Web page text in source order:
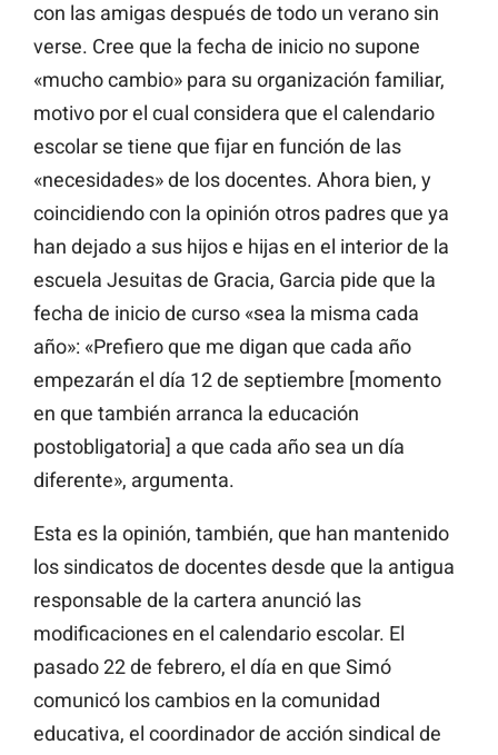
con las amigas después de todo un verano sin
verse. Cree que la fecha de inicio no supone
«mucho cambio» para su organización familiar,
motivo por el cual considera que el calendario
escolar se tiene que fijar en función de las
«necesidades» de los docentes. Ahora bien, y
coincidiendo con la opinión otros padres que ya
han dejado a sus hijos e hijas en el interior de la
escuela Jesuitas de Gracia, Garcia pide que la
fecha de inicio de curso «sea la misma cada
año»: «Prefiero que me digan que cada año
empezarán el día 12 de septiembre [momento
en que también arranca la educación
postobligatoria] a que cada año sea un día
diferente», argumenta.
Esta es la opinión, también, que han mantenido
los sindicatos de docentes desde que la antigua
responsable de la cartera anunció las
modificaciones en el calendario escolar. El
pasado 22 de febrero, el día en que Simó
comunicó los cambios en la comunidad
educativa, el coordinador de acción sindical de